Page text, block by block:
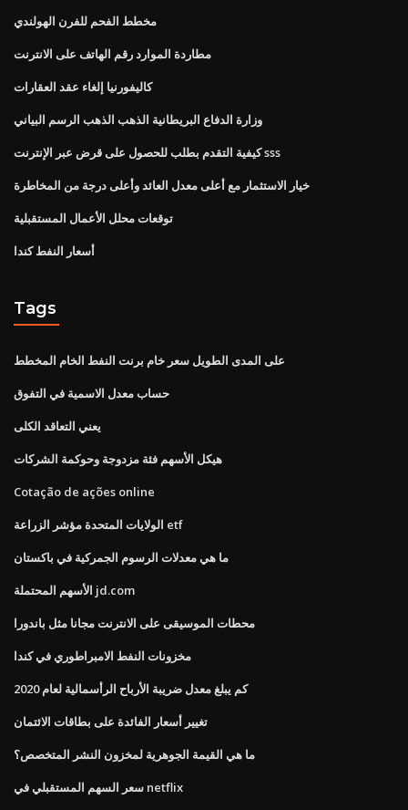
مخطط الفحم للفرن الهولندي
مطاردة الموارد رقم الهاتف على الانترنت
كاليفورنيا إلغاء عقد العقارات
وزارة الدفاع البريطانية الذهب الذهب الرسم البياني
كيفية التقدم بطلب للحصول على قرض عبر الإنترنت sss
خيار الاستثمار مع أعلى معدل العائد وأعلى درجة من المخاطرة
توقعات محلل الأعمال المستقبلية
أسعار النفط كندا
Tags
على المدى الطويل سعر خام برنت النفط الخام المخطط
حساب معدل الاسمية في التفوق
يعني التعاقد الكلى
هيكل الأسهم فئة مزدوجة وحوكمة الشركات
Cotação de ações online
الولايات المتحدة مؤشر الزراعة etf
ما هي معدلات الرسوم الجمركية في باكستان
الأسهم المحتملة jd.com
محطات الموسيقى على الانترنت مجانا مثل باندورا
مخزونات النفط الامبراطوري في كندا
كم يبلغ معدل ضريبة الأرباح الرأسمالية لعام 2020
تغيير أسعار الفائدة على بطاقات الائتمان
ما هي القيمة الجوهرية لمخزون النشر المتخصص؟
سعر السهم المستقبلي في netflix